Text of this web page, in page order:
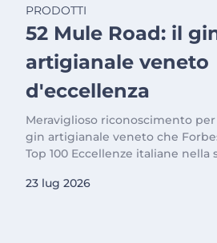
PRODOTTI
52 Mule Road: il
artigianale veneto
d'eccellenza
Meraviglioso riconoscimento per
gin artigianale veneto che
Top 100 Eccellenze italiane nella
23 lug 2026